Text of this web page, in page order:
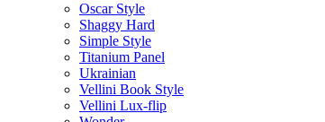
Oscar Style
Shaggy Hard
Simple Style
Titanium Panel
Ukrainian
Vellini Book Style
Vellini Lux-flip